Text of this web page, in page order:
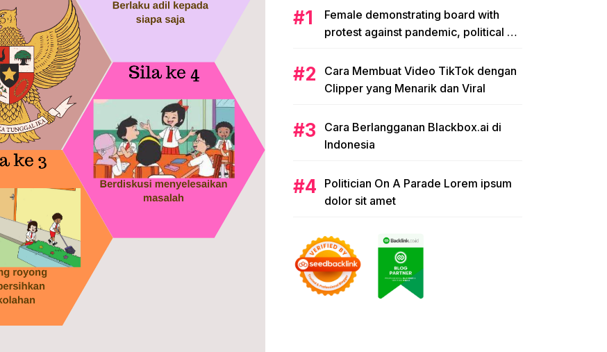
Female demonstrating board with
protest against pandemic, political or
Cara Membuat Video TikTok dengan
Clipper yang Menarik dan Viral
Cara Berlangganan Blackbox.ai di
Indonesia
Politician On A Parade Lorem ipsum
dolor sit amet